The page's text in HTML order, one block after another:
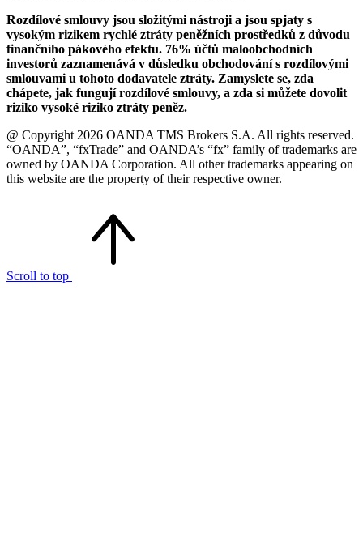
Rozdílové smlouvy jsou složitými nástroji a jsou spjaty s
vysokým rizikem rychlé ztráty peněžních prostředků z důvodu
finančního pákového efektu. 76% účtů maloobchodních
investorů zaznamenává v důsledku obchodování s rozdílovými
smlouvami u tohoto dodavatele ztráty. Zamyslete se, zda
chápete, jak fungují rozdílové smlouvy, a zda si můžete dovolit
riziko vysoké riziko ztráty peněz.
@ Copyright 2026 OANDA TMS Brokers S.A. All rights reserved.
“OANDA”, “fxTrade” and OANDA’s “fx” family of trademarks are
owned by OANDA Corporation. All other trademarks appearing on
this website are the property of their respective owner.
Scroll to top